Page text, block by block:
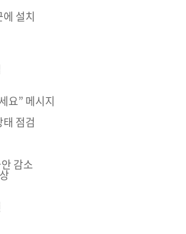
설치
요” 메시지
태 점검
감소